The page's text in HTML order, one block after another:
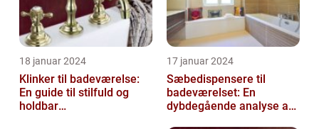
18 januar 2024
Klinker til badeværelse:
En guide til stilfuld og
holdbar
17 januar 2024
Sæbedispensere til
badeværelset: En
dybdegående analyse af